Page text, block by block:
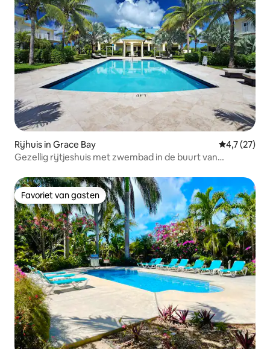
Rijhuis in Grace Bay
4,7 (27)
Gezellig rijtjeshuis met zwembad in de buurt van
Favoriet van gasten
Favoriet van gasten